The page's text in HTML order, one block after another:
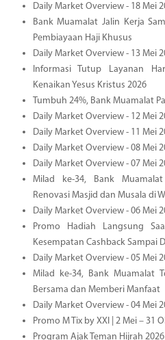
Daily Market Overview - 18 Mei
Bank Muamalat Jalin Kerja
Pembiayaan Haji Khusus
Daily Market Overview - 13 Mei
Informasi Tutup Layanan
Kenaikan Yesus Kristus 2026
Tumbuh 24%, Bank Muamalat
Daily Market Overview - 12 Mei
Daily Market Overview - 11 Mei
Daily Market Overview - 08 Mei
Daily Market Overview - 07 Mei
Milad ke-34, Bank
Renovasi Masjid dan Musala di
Daily Market Overview - 06 Mei
Promo Hadiah Langsung
Kesempatan Cashback Sampai
Daily Market Overview - 05 Mei
Milad ke-34, Bank Muamalat
Bersama dan Memberi Manfaat
Daily Market Overview - 04 Mei
Promo M Tix by XXI | 2 Mei – 31
Program Ajak Teman Hijrah 2026